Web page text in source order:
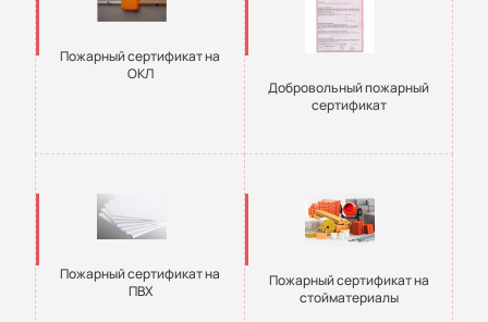
Пожарный сертификат на
ОКЛ
Добровольный пожарный
сертификат
Пожарный сертификат на
ПВХ
Пожарный сертификат на
стойматериалы